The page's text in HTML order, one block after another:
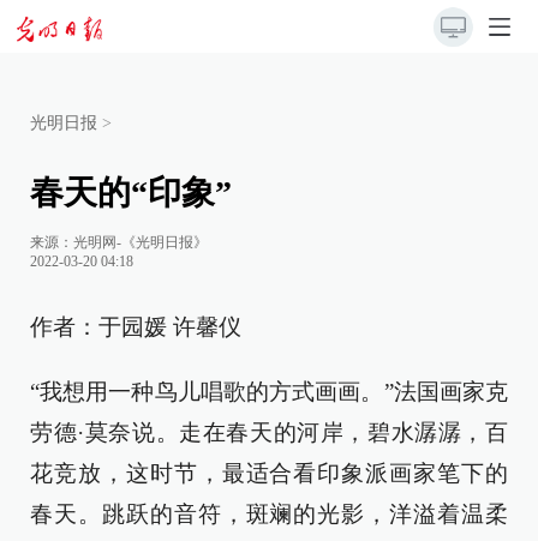
光明日报 >
春天的“印象”
来源： 光明网-《光明日报》
2022-03-20 04:18
作者：于园媛 许馨仪
“我想用一种鸟儿唱歌的方式画画。”法国画家克
劳德·莫奈说。走在春天的河岸，碧水潺潺，百
花竞放，这时节，最适合看印象派画家笔下的
春天。跳跃的音符，斑斓的光影，洋溢着温柔